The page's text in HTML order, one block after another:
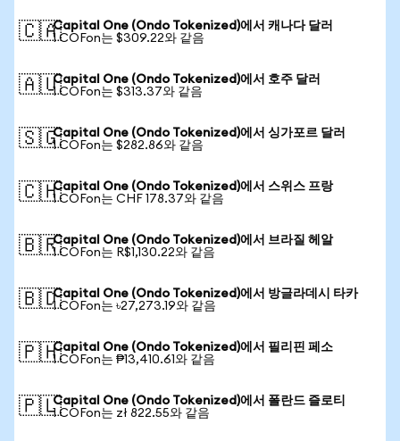
🇨🇦Capital One (Ondo Tokenized)에서 캐나다 달러
1 COFon는 $309.22와 같음
🇦🇺Capital One (Ondo Tokenized)에서 호주 달러
1 COFon는 $313.37와 같음
🇸🇬Capital One (Ondo Tokenized)에서 싱가포르 달러
1 COFon는 $282.86와 같음
🇨🇭Capital One (Ondo Tokenized)에서 스위스 프랑
1 COFon는 CHF 178.37와 같음
🇧🇷Capital One (Ondo Tokenized)에서 브라질 헤알
1 COFon는 R$1,130.22와 같음
🇧🇩Capital One (Ondo Tokenized)에서 방글라데시 타카
1 COFon는 ৳27,273.19와 같음
🇵🇭Capital One (Ondo Tokenized)에서 필리핀 페소
1 COFon는 ₱13,410.61와 같음
🇵🇱Capital One (Ondo Tokenized)에서 폴란드 즐로티
1 COFon는 zł 822.55와 같음